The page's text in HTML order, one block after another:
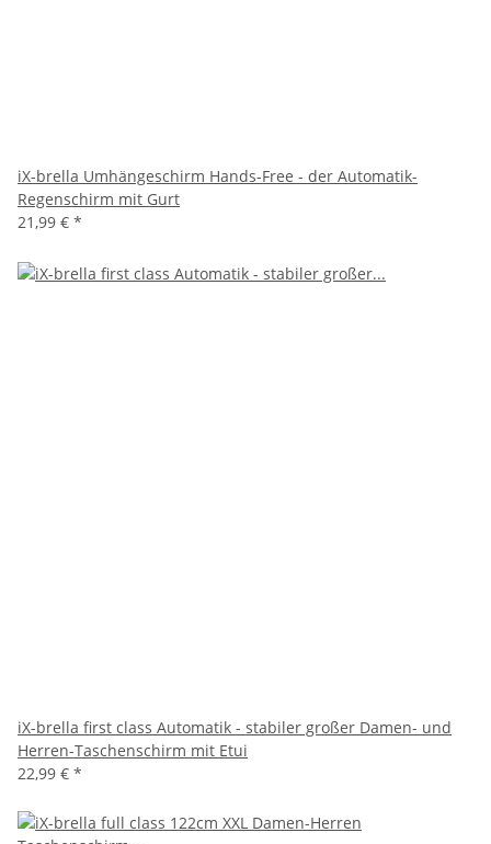
iX-brella Umhängeschirm Hands-Free - der Automatik-
Regenschirm mit Gurt
21,99 € *
iX-brella first class Automatik - stabiler großer Damen- und
Herren-Taschenschirm mit Etui
22,99 € *